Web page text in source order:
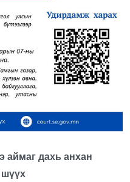
анхан